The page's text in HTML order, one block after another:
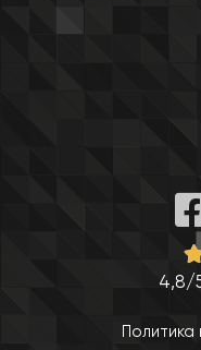
4,8/
Политика